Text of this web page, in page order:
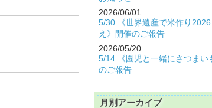
2026/06/01
5/30 《世界遺産で米作り
え》開催のご報告
2026/05/20
5/14 《園児と一緒にさつまい
のご報告
月別アーカイブ